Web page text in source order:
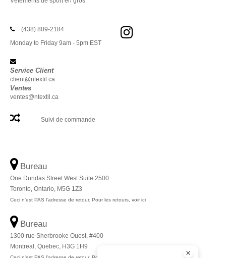
(438) 809-2184
Monday to Friday 9am - 5pm EST
Service Client
client@ntextil.ca
Ventes
ventes@ntextil.ca
Suivi de commande
Bureau
One Dundas Street West Suite 2500
Toronto, Ontario, M5G 1Z3
Ceci n'est PAS l'adresse de retour. Pour les retours, voir ici
Bureau
1300 rue Sherbrooke Ouest, #400
Montreal, Quebec, H3G 1H9